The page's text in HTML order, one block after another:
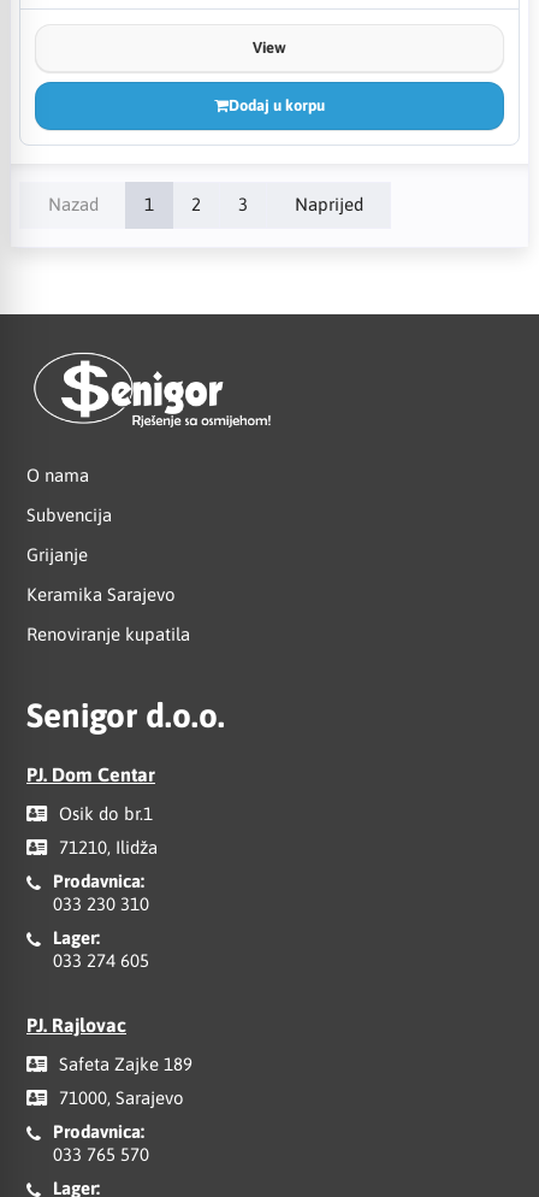
View
Dodaj u korpu
Nazad 1 2 3 Naprijed
O nama
Subvencija
Grijanje
Keramika Sarajevo
Renoviranje kupatila
Senigor d.o.o.
PJ. Dom Centar
Osik do br.1
71210, Ilidža
Prodavnica:
033 230 310
Lager:
033 274 605
PJ. Rajlovac
Safeta Zajke 189
71000, Sarajevo
Prodavnica:
033 765 570
Lager: